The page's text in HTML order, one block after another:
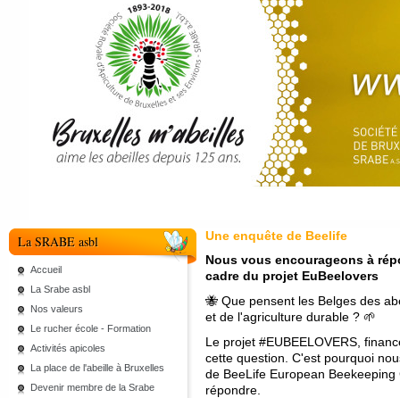
La SRABE asbl
Accueil
La Srabe asbl
Nos valeurs
Le rucher école - Formation
Activités apicoles
La place de l'abeille à Bruxelles
Devenir membre de la Srabe
Une enquête de Beelife
Nous vous encourageons à
cadre du projet EuBeelovers
🐝 Que pensent les Belges des
et de l'agriculture durable ? 🌱
Le projet #EUBEELOVERS,
cette question. C'est pourquoi
de BeeLife European
répondre.